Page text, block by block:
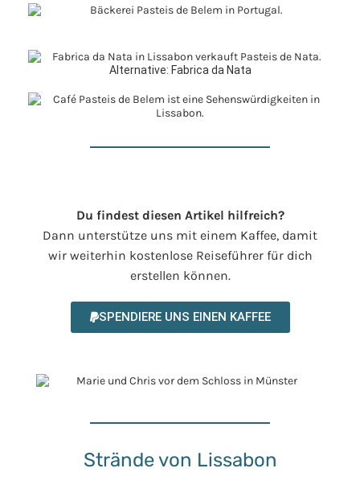
Alternative: Fabrica da Nata
Du findest diesen Artikel hilfreich?
Dann unterstütze uns mit einem Kaffee, damit
wir weiterhin kostenlose Reiseführer für dich
erstellen können.
SPENDIERE UNS EINEN KAFFEE
Strände von Lissabon